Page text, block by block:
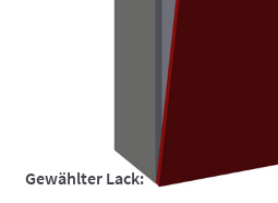
So funktionierts individuell
Über uns
Gewählter Lack: